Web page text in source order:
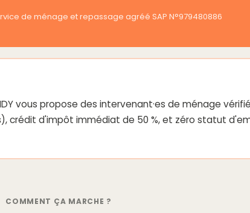
de ménage et repassage agréé SAP N°979480886
vous propose des intervenant·es de ménage
crédit d'impôt immédiat de 50 %, et zéro statut
COMMENT ÇA MARCHE ?